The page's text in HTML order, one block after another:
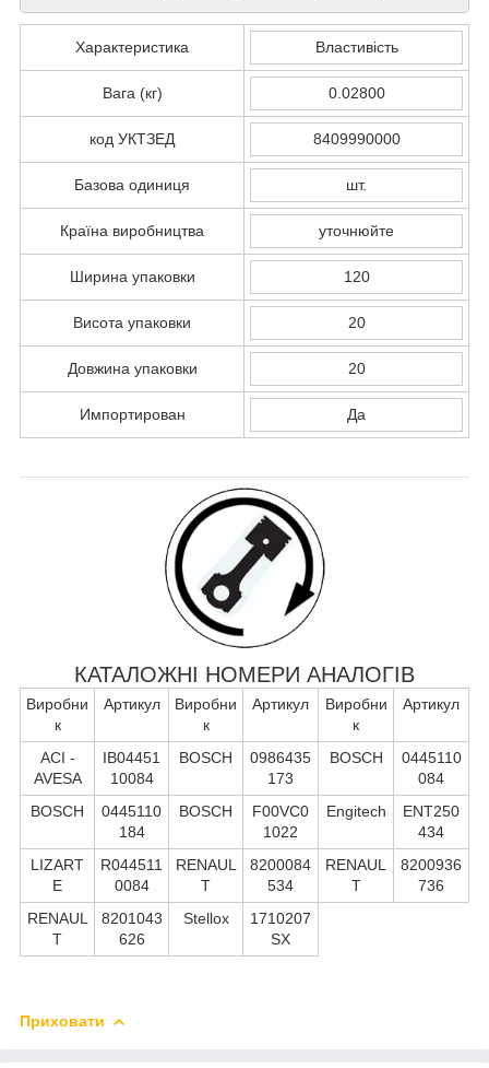
Характеристика Властивість
Вага (кг) 0.02800
код УКТЗЕД 8409990000
Базова одиниця шт.
Країна виробництва уточнюйте
Ширина упаковки 120
Висота упаковки 20
Довжина упаковки 20
Импортирован Да
КАТАЛОЖНІ НОМЕРИ АНАЛОГІВ
Виробни
к
Артикул
Виробни
к
Артикул
Виробни
к
Артикул
ACI -
AVESA
IB04451
10084
BOSCH
0986435
173
BOSCH
0445110
084
BOSCH
0445110
184
BOSCH
F00VC0
1022
Engitech
ENT250
434
LIZART
E
R044511
0084
RENAUL
T
8200084
534
RENAUL
T
8200936
736
RENAUL
T
8201043
626
Stellox
1710207
SX
Приховати